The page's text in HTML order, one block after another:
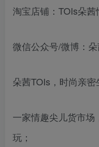
淘宝店铺：TOIs朵
微信公众号/微博：朵
朵茜TOIs，时尚亲密
一家情趣尖儿货市场
玩；